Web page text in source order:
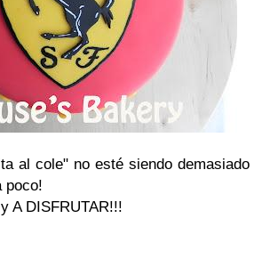
al cole" no esté siendo demasiado
poco!
A DISFRUTAR!!!